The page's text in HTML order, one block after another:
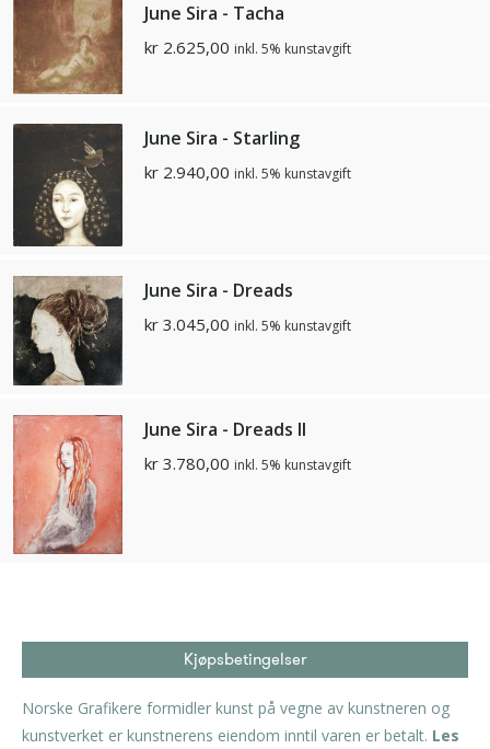
June Sira - Tacha
kr 2.625,00 inkl. 5% kunstavgift
June Sira - Starling
kr 2.940,00 inkl. 5% kunstavgift
June Sira - Dreads
kr 3.045,00 inkl. 5% kunstavgift
June Sira - Dreads II
kr 3.780,00 inkl. 5% kunstavgift
Kjøpsbetingelser
Norske Grafikere formidler kunst på vegne av kunstneren og
kunstverket er kunstnerens eiendom inntil varen er betalt. Les